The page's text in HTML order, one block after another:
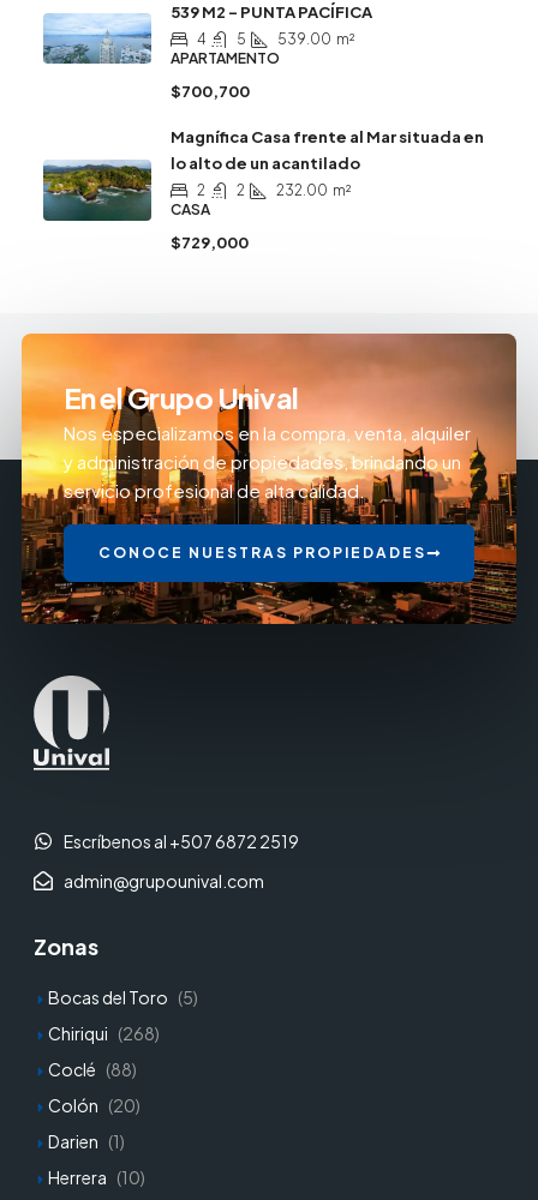
539 M2 – PUNTA PACÍFICA
4 5 539.00 m²
APARTAMENTO
$700,700
Magnífica Casa frente al Mar situada en
lo alto de un acantilado
2 2 232.00 m²
CASA
$729,000
En el Grupo Unival
Nos especializamos en la compra, venta, alquiler
y administración de propiedades, brindando un
servicio profesional de alta calidad.
CONOCE NUESTRAS PROPIEDADES
Escríbenos al +507 6872 2519
admin@grupounival.com
Zonas
Bocas del Toro (5)
Chiriqui (268)
Coclé (88)
Colón (20)
Darien (1)
Herrera (10)